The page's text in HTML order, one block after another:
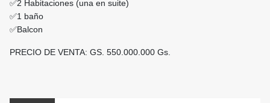
✅2 Habitaciones (una en suite)
✅1 baño
✅Balcon
PRECIO DE VENTA: GS. 550.000.000 Gs.